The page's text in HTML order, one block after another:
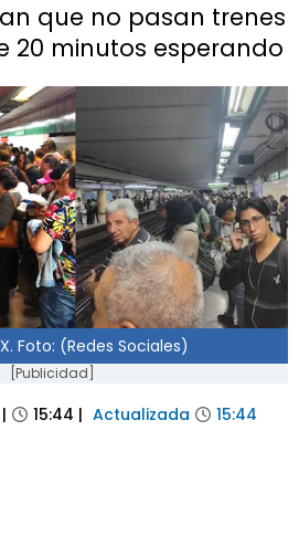
que no pasan trenes
20 minutos esperando
Foto: (Redes Sociales)
[Publicidad]
| 15:44 | Actualizada 15:44